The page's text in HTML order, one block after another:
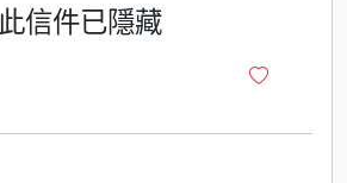
此信件已隱藏